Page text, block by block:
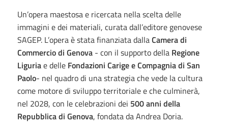
Un’opera maestosa e ricercata nella scelta delle
immagini e dei materiali, curata dall’editore genovese
SAGEP. L’opera è stata finanziata dallaCamera di
Commercio di Genova- con il supporto della Regione
Liguriae delle Fondazioni Carige e Compagnia di San
Paolo- nel quadro di una strategia che vede la cultura
come motore di sviluppo territoriale e che culminerà,
nel 2028, con le celebrazioni dei 500 anni della
Repubblica di Genova, fondata da Andrea Doria.